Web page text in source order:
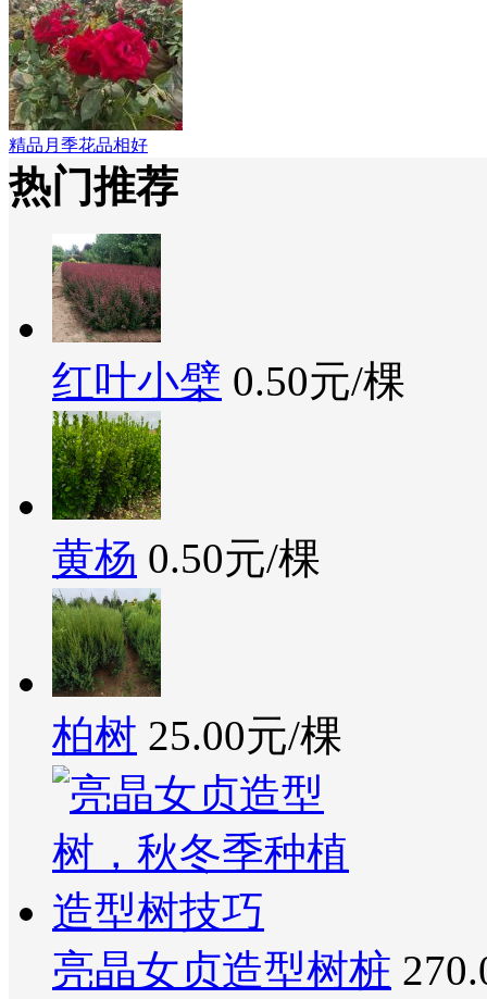
精品月季花品相好
热门推荐
红叶小檗 0.50元/棵
黄杨 0.50元/棵
柏树 25.00元/棵
亮晶女贞造型树桩